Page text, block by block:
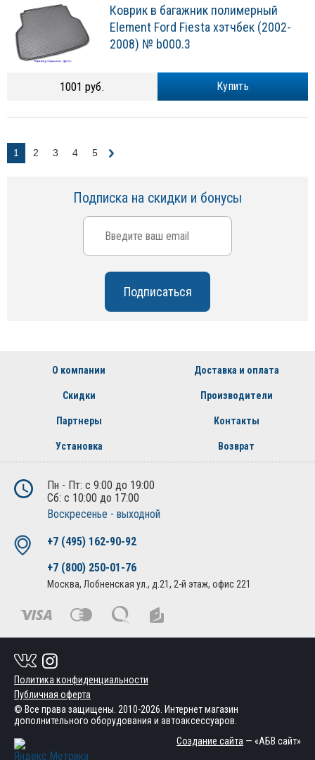
Коврик в багажник полимерный
Element Ford Fiesta хэтчбек (2002-
2008) № b000.3
Купить
1001 руб.
1 2 3 4 5
Подписка на скидки и бонусы
О компании Доставка и оплата
Скидки Производители
Партнеры Контакты
Установка Возврат
Пн - Пт: с 9:00 до 19:00
Сб: с 10:00 до 17:00
Воскресенье - выходной
+7 (495) 162-90-92
+7 (800) 250-01-76
Москва, Лобненская ул., д.21, 2-й этаж, офис 221
Политика конфиденциальности
Публичная оферта
© Все права защищены. 2010-2026. Интернет магазин
дополнительного оборудования и автоаксессуаров.
Создание сайта — «АБВ сайт»